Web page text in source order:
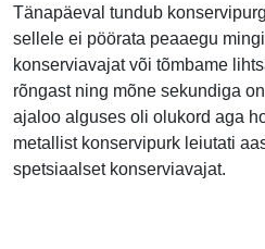
Tänapäeval tundub
sellele ei pöörata peaaegu
konserviavajat või tõmbame
rõngast ning mõne sekundiga
ajaloo alguses oli olukord aga
metallist konservipurk leiutati
spetsiaalset konserviavajat.